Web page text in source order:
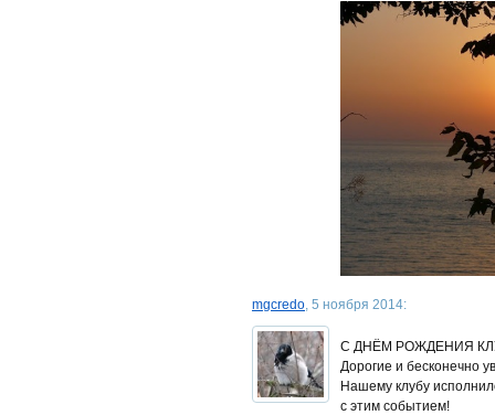
mgcredo, 5 ноября 2014:
С ДНЁМ РОЖДЕНИЯ
Дорогие и бесконечно
Нашему клубу
с этим событием!